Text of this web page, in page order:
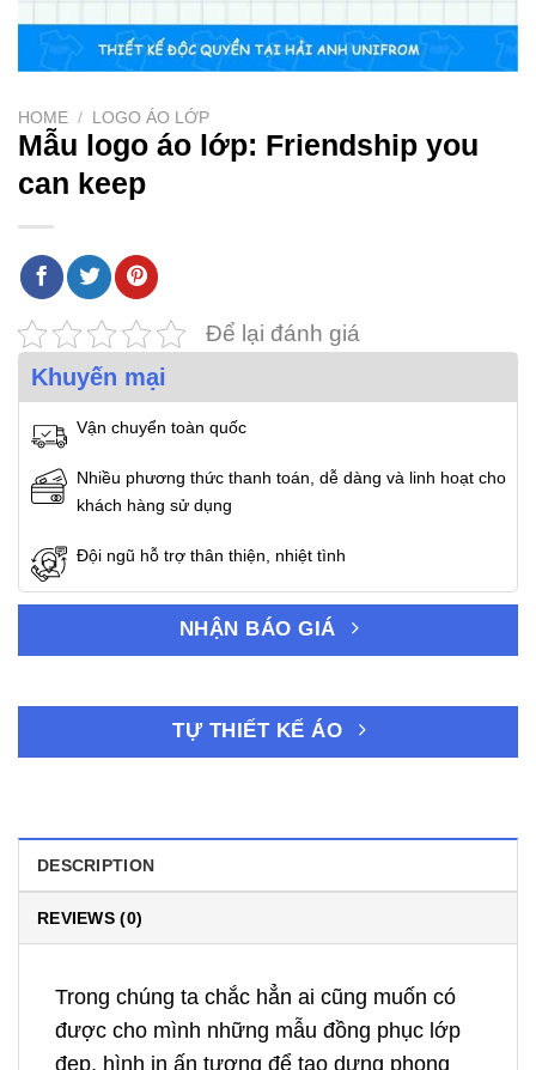
HOME / LOGO ÁO LỚP
Mẫu logo áo lớp: Friendship you
can keep
Để lại đánh giá
Khuyến mại
Vận chuyển toàn quốc
Nhiều phương thức thanh toán, dễ dàng và linh hoạt cho
khách hàng sử dụng
Đội ngũ hỗ trợ thân thiện, nhiệt tình
NHẬN BÁO GIÁ
TỰ THIẾT KẾ ÁO
DESCRIPTION
REVIEWS (0)
Trong chúng ta chắc hẳn ai cũng muốn có
được cho mình những mẫu đồng phục lớp
đẹp, hình in ấn tượng để tạo dựng phong